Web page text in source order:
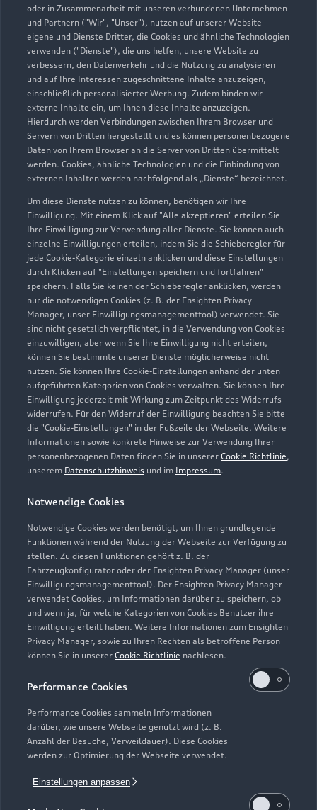
oder in Zusammenarbeit mit unseren verbundenen Unternehmen
und Partnern ("Wir", "Unser"), nutzen auf unserer Website
eigene und Dienste Dritter, die Cookies und ähnliche Technologien
verwenden ("Dienste"), die uns helfen, unsere Website zu
verbessern, den Datenverkehr und die Nutzung zu analysieren
und auf Ihre Interessen zugeschnittene Inhalte anzuzeigen,
einschließlich personalisierter Werbung. Zudem binden wir
externe Inhalte ein, um Ihnen diese Inhalte anzuzeigen.
Hierdurch werden Verbindungen zwischen Ihrem Browser und
Servern von Dritten hergestellt und es können personenbezogene
Daten von Ihrem Browser an die Server von Dritten übermittelt
werden. Cookies, ähnliche Technologien und die Einbindung von
externen Inhalten werden nachfolgend als „Dienste“ bezeichnet.
Um diese Dienste nutzen zu können, benötigen wir Ihre
Einwilligung. Mit einem Klick auf "Alle akzeptieren" erteilen Sie
Ihre Einwilligung zur Verwendung aller Dienste. Sie können auch
einzelne Einwilligungen erteilen, indem Sie die Schieberegler für
jede Cookie-Kategorie einzeln anklicken und diese Einstellungen
durch Klicken auf "Einstellungen speichern und fortfahren"
speichern. Falls Sie keinen der Schieberegler anklicken, werden
nur die notwendigen Cookies (z. B. der Ensighten Privacy
Manager, unser Einwilligungsmanagementtool) verwendet. Sie
sind nicht gesetzlich verpflichtet, in die Verwendung von Cookies
einzuwilligen, aber wenn Sie Ihre Einwilligung nicht erteilen,
können Sie bestimmte unserer Dienste möglicherweise nicht
nutzen. Sie können Ihre Cookie-Einstellungen anhand der unten
aufgeführten Kategorien von Cookies verwalten. Sie können Ihre
Einwilligung jederzeit mit Wirkung zum Zeitpunkt des Widerrufs
widerrufen. Für den Widerruf der Einwilligung beachten Sie bitte
die "Cookie-Einstellungen" in der Fußzeile der Webseite. Weitere
Informationen sowie konkrete Hinweise zur Verwendung Ihrer
personenbezogenen Daten finden Sie in unserer Cookie Richtlinie,
unserem Datenschutzhinweis und im Impressum.
Notwendige Cookies
Notwendige Cookies werden benötigt, um Ihnen grundlegende
Funktionen während der Nutzung der Webseite zur Verfügung zu
stellen. Zu diesen Funktionen gehört z. B. der
Fahrzeugkonfigurator oder der Ensighten Privacy Manager (unser
Einwilligungsmanagementtool). Der Ensighten Privacy Manager
verwendet Cookies, um Informationen darüber zu speichern, ob
und wenn ja, für welche Kategorien von Cookies Benutzer ihre
Einwilligung erteilt haben. Weitere Informationen zum Ensighten
Privacy Manager, sowie zu Ihren Rechten als betroffene Person
können Sie in unserer Cookie Richtlinie nachlesen.
Performance Cookies
Performance Cookies sammeln Informationen
darüber, wie unsere Webseite genutzt wird (z. B.
Anzahl der Besuche, Verweildauer). Diese Cookies
werden zur Optimierung der Webseite verwendet.
Einstellungen anpassen
Gundelfinger Str. 15
89415 Lauingen
09072 95310
infolau@autokoenig.de
Kontaktdaten herunterladen
Öffnungszeiten
Service
Geschlossen,öffnet amMontag 07:30
Geschlossen,öffnet am
Zurück nach oben
Modelle
Elektromodelle
Plug-in-Hybride
Neuwagensuche
Gebrauchtwagensuche
Service & Zubehör
Saisonale Angebote
Audi Services
Support
Über Audi